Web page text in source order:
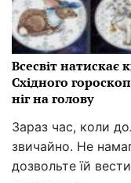
Всесвіт натискає
Східного
ніг на голову
Зараз час, коли
звичайно. Не
дозвольте їй вести